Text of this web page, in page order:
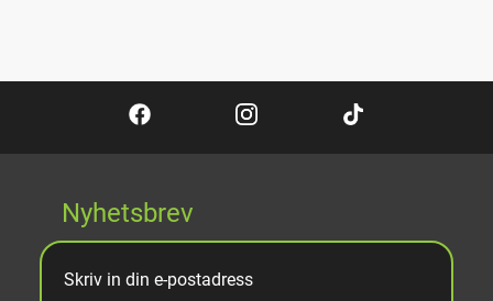
Nyhetsbrev